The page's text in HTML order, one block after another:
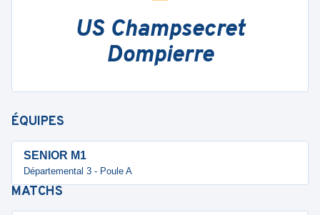
US Champsecret
Dompierre
ÉQUIPES
SENIOR M1
Départemental 3 - Poule A
MATCHS